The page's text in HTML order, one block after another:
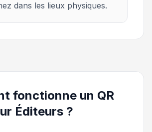
dans les lieux physiques.
fonctionne un QR
Éditeurs ?